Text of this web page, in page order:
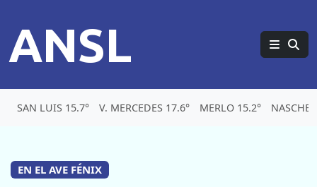
ANSL
SAN LUIS 15.7° V. MERCEDES 17.6° MERLO 15.2°
EN EL AVE FÉNIX